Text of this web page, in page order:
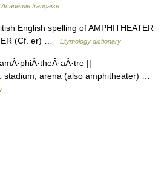
française
English spelling of AMPHITHEATER
ER (Cf. er) …
Etymology dictionary
||
stadium, arena (also amphitheater) …